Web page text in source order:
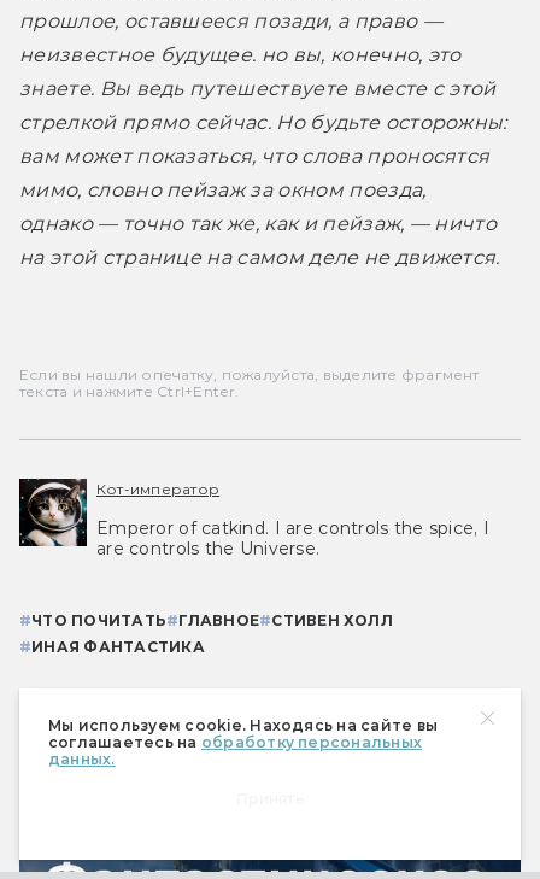
Мы используем cookie. Находясь на сайте вы
соглашаетесь на обработку персональных
данных.
прошлое, оставшееся позади, а право —
неизвестное будущее. но вы, конечно, это
знаете. Вы ведь путешествуете вместе с этой
стрелкой прямо сейчас. Но будьте осторожны:
вам может показаться, что слова проносятся
мимо, словно пейзаж за окном поезда,
однако — точно так же, как и пейзаж, — ничто
на этой странице на самом деле не движется.
Если вы нашли опечатку, пожалуйста, выделите фрагмент
текста и нажмите Ctrl+Enter.
Кот-император
Emperor of catkind. I are controls the spice, I
are controls the Universe.
#ЧТО ПОЧИТАТЬ#ГЛАВНОЕ#СТИВЕН ХОЛЛ
#ИНАЯ ФАНТАСТИКА